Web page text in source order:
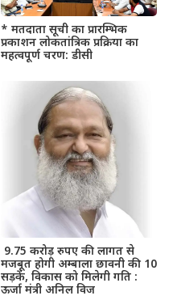
* मतदाता सूची का प्रारम्भिक
प्रकाशन लोकतांत्रिक प्रक्रिया का
महत्वपूर्ण चरण: डीसी
9.75 करोड़ रुपए की लागत से
मजबूत होगी अम्बाला छावनी की 10
सड़कें, विकास को मिलेगी गति :
ऊर्जा मंत्री अनिल विज